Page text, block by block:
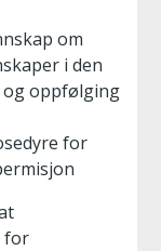
om
i den
oppfølging
for
for